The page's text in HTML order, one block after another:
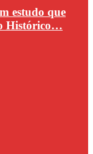
estudo que
Histórico…